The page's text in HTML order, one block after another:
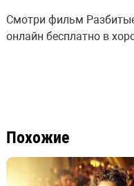
Смотри фильм
онлайн бесплатно в
Похожие